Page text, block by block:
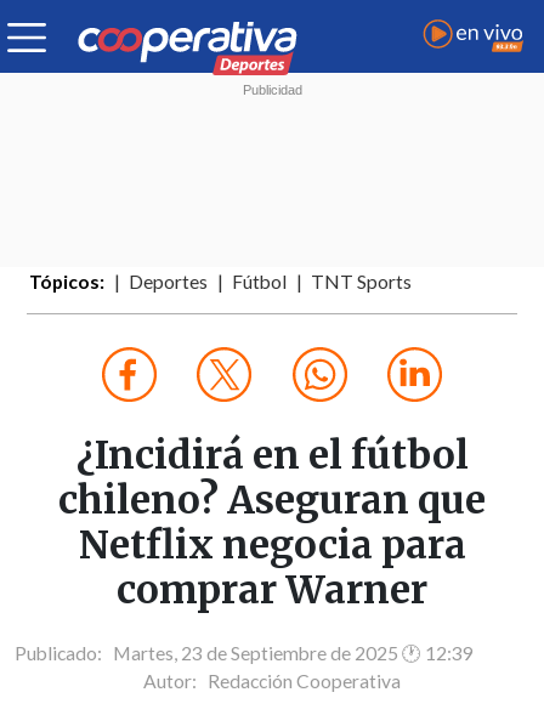
Tópicos: Deportes Fútbol TNT Sports
¿Incidirá en el fútbol
chileno? Aseguran que
Netflix negocia para
comprar Warner
Publicado: Martes, 23 de Septiembre de 2025 🕐 12:39
Autor: Redacción Cooperativa